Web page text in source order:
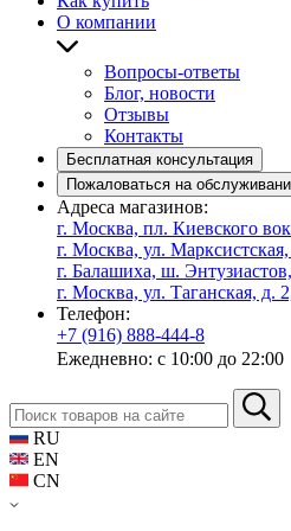
О компании
Вопросы-ответы
Блог, новости
Отзывы
Контакты
Бесплатная консультация
Пожаловаться на
Адреса магазинов:
г. Москва, пл. Киевского
г. Москва, ул.
г. Балашиха, ш.
г. Москва, ул. Таганская, д.
Телефон:
+7 (916) 888-444-8
Ежедневно: с 10:00 до 22:00
RU
EN
CN